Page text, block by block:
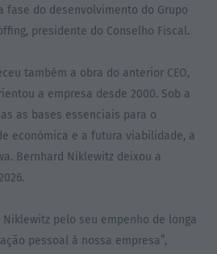
fase do desenvolvimento do Grupo
presidente do Conselho Fiscal.
também a obra do anterior CEO,
a empresa desde 2000. Sob a
as bases essenciais para o
económica e a futura viabilidade, a
Bernhard Niklewitz deixou a
Niklewitz pelo seu empenho de longa
pessoal à nossa empresa”,